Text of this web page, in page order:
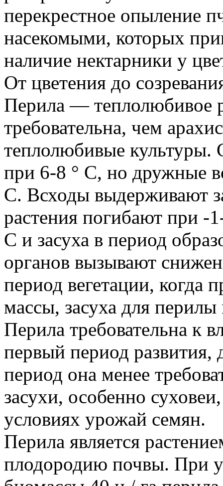
перекрестное опыление
насекомыми, которых
наличие нектарники у
От цветения до
Перила — теплолюбивое
требовательна, чем
теплолюбивые культуры.
при 6-8 ° С, но дружные
С. Всходы выдерживают
растения погибают при -
С и засуха в период
органов вызывают
период вегетации, когда
массы, засуха для перилы
Перила требовательна к
первый период развития,
период она менее
засухи, особенно
условиях урожай семян.
Перила является
плодородию почвы. При